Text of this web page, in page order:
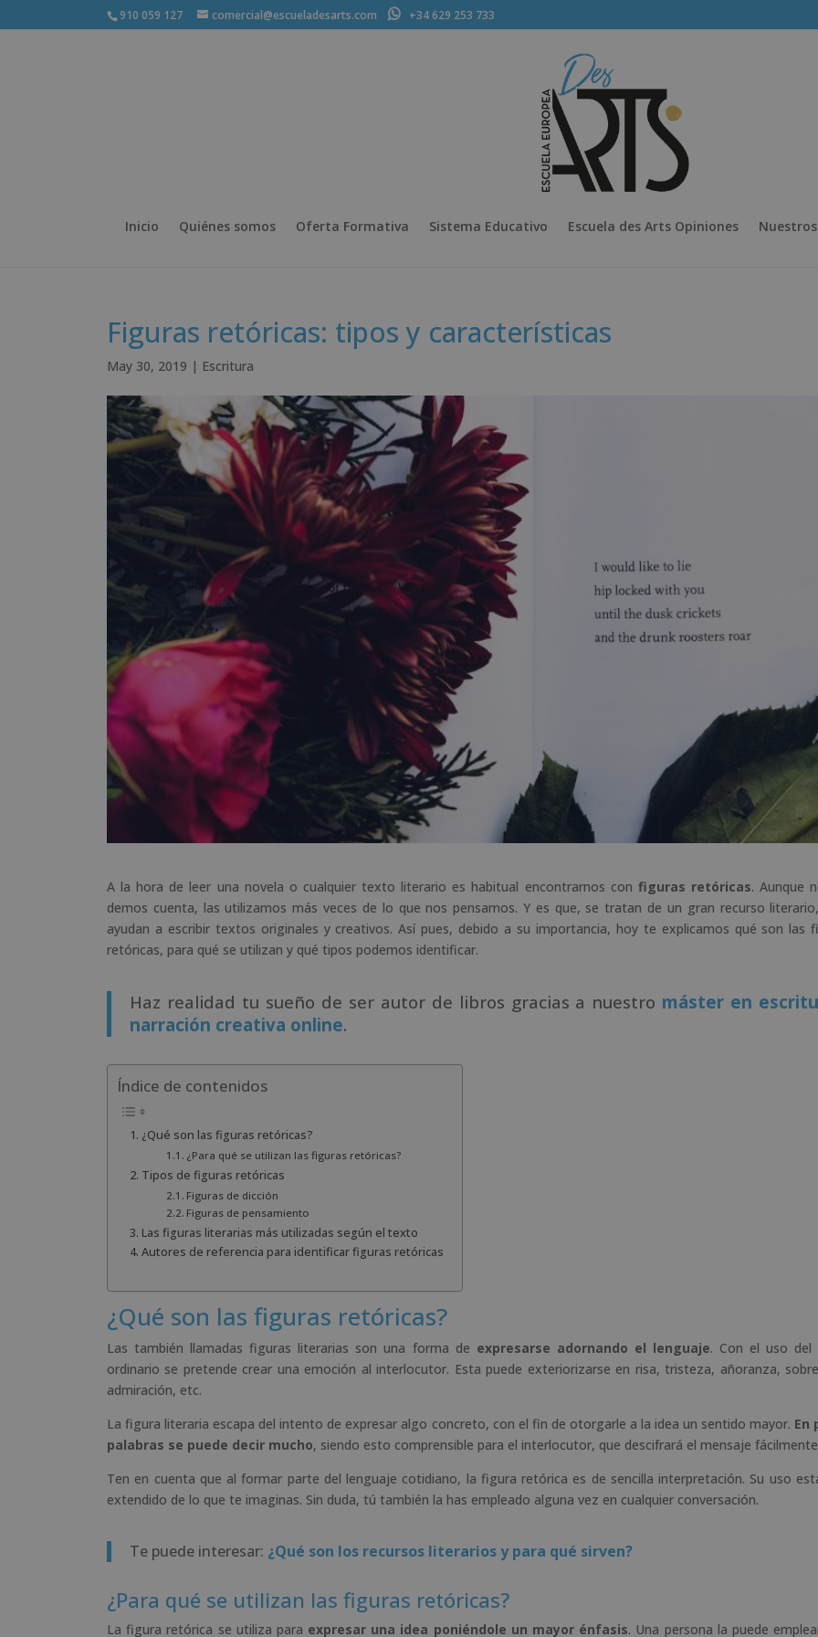
910 059 127 comercial@escueladesarts.com +34 629 253 733
Inicio Quiénes somos Oferta Formativa Sistema Educativo Escuela des Arts Opiniones
Figuras retóricas: tipos y características
May 30, 2019 | Escritura
A la hora de leer una novela o cualquier texto literario es habitual encontrarnos con figuras retóricas. Aunque
demos cuenta, las utilizamos más veces de lo que nos pensamos. Y es que, se tratan de un gran recurso
ayudan a escribir textos originales y creativos. Así pues, debido a su importancia, hoy te explicamos qué son las
retóricas, para qué se utilizan y qué tipos podemos identificar.
Haz realidad tu sueño de ser autor de libros gracias a nuestro máster en
narración creativa online.
Índice de contenidos
¿Qué son las figuras retóricas?
¿Para qué se utilizan las figuras retóricas?
Tipos de figuras retóricas
Figuras de dicción
Figuras de pensamiento
Las figuras literarias más utilizadas según el texto
Autores de referencia para identificar figuras retóricas
¿Qué son las figuras retóricas?
Las también llamadas figuras literarias son una forma de expresarse adornando el lenguaje. Con el uso del
ordinario se pretende crear una emoción al interlocutor. Esta puede exteriorizarse en risa, tristeza, añoranza,
admiración, etc.
La figura literaria escapa del intento de expresar algo concreto, con el fin de otorgarle a la idea un sentido mayor. En
palabras se puede decir mucho, siendo esto comprensible para el interlocutor, que descifrará el mensaje
Ten en cuenta que al formar parte del lenguaje cotidiano, la figura retórica es de sencilla interpretación. Su uso
extendido de lo que te imaginas. Sin duda, tú también la has empleado alguna vez en cualquier conversación.
Te puede interesar: ¿Qué son los recursos literarios y para qué sirven?
¿Para qué se utilizan las figuras retóricas?
La figura retórica se utiliza para expresar una idea poniéndole un mayor énfasis. Una persona la puede